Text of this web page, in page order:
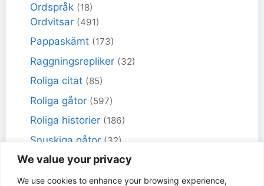
We value your privacy
We use cookies to enhance your browsing experience,
Ordspråk (18)
Ordvitsar (491)
Pappaskämt (173)
Raggningsrepliker (32)
Roliga citat (85)
Roliga gåtor (597)
Roliga historier (186)
Snuskiga gåtor (32)
Snuskiga skämt(98)
Sportskämt (18)